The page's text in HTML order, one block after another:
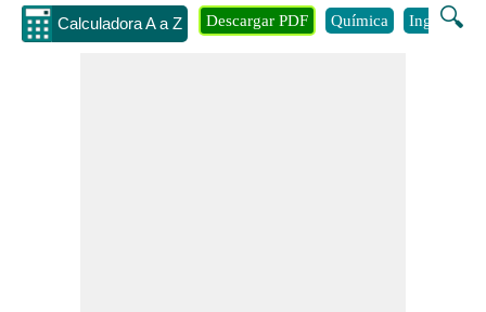
Calculadora A a Z 🔍
Descargar PDF Química Ingenieria